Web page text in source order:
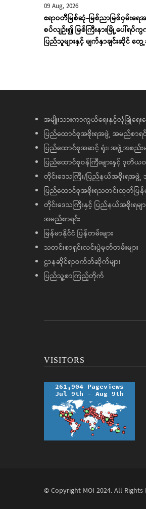
09 Aug, 2026
ဧရာဝတီမြစ်ဆုံ-မြစ်ညာမြစ်ဝှမ်းရေ
စပ်လျဉ်း၍ မြစ်ကြီးနားမြို့ပေါ်ရ
ပြည်သူများနှင့် မျက်နှာချင်းဆိုင် တွ
အမျိုးသားကာကွယ်ရေးနှင့်လုံခြုံရေ
ပြည်ထောင်စုအစိုးရအဖွဲ့ အမည်စာရင်
ပြည်ထောင်စုအဆင့် ရုံး၊ အဖွဲ့အစည်းမ
ပြည်ထောင်စုဝန်ကြီးများနှင့် ဒုတိယဝန်
တိုင်းဒေသကြီး/ပြည်နယ်အစိုးရအဖွဲ့
ပြည်ထောင်စုအစိုးရသတင်းထုတ်ပြန်
တိုင်းဒေသကြီးနှင့် ပြည်နယ်အစိုးရမျာ
အမည်စာရင်း
မြန်မာနိုင်ငံ ပြန်တမ်းများ
သတင်းစာရှင်းလင်းပွဲမှတ်တမ်းများ
ဌာနဆိုင်ရာဝက်ဘ်ဆိုက်များ
ပြည်သူ့စာကြည့်တိုက်
VISITORS
© Copyright MOI 2024. All Rights